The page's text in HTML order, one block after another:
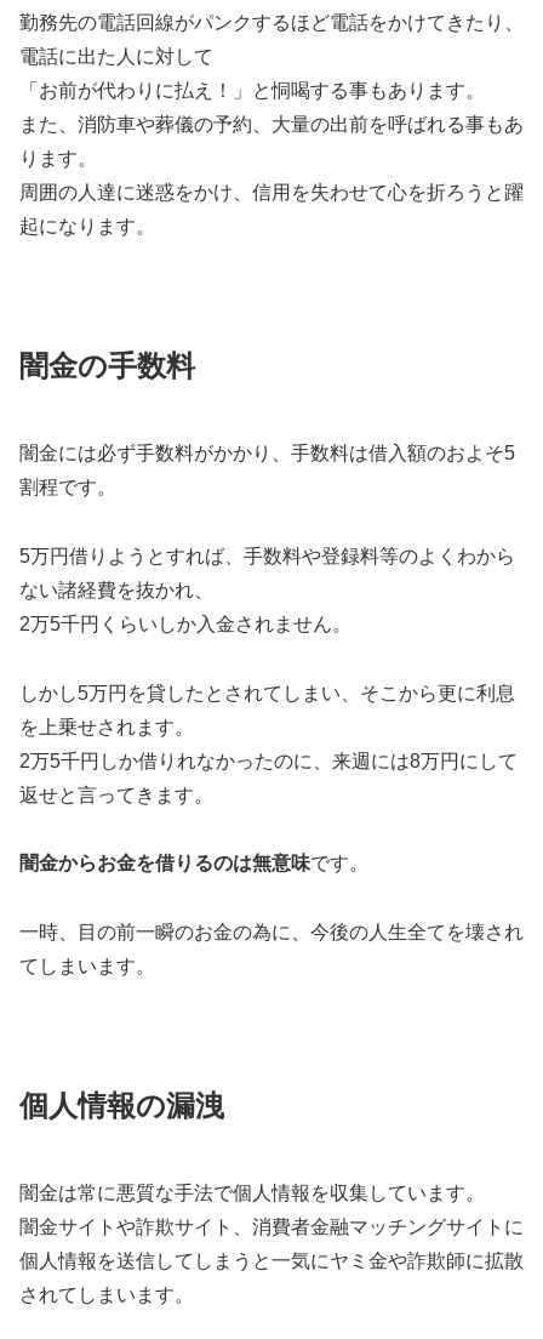
勤務先の電話回線がパンクするほど電話をかけてきたり、
電話に出た人に対して
「お前が代わりに払え！」と恫喝する事もあります。
また、消防車や葬儀の予約、大量の出前を呼ばれる事もあ
ります。
周囲の人達に迷惑をかけ、信用を失わせて心を折ろうと躍
起になります。
闇金の手数料
闇金には必ず手数料がかかり、手数料は借入額のおよそ5
割程です。
5万円借りようとすれば、手数料や登録料等のよくわから
ない諸経費を抜かれ、
2万5千円くらいしか入金されません。
しかし5万円を貸したとされてしまい、そこから更に利息
を上乗せされます。
2万5千円しか借りれなかったのに、来週には8万円にして
返せと言ってきます。
闇金からお金を借りるのは無意味です。
一時、目の前一瞬のお金の為に、今後の人生全てを壊され
てしまいます。
個人情報の漏洩
闇金は常に悪質な手法で個人情報を収集しています。
闇金サイトや詐欺サイト、消費者金融マッチングサイトに
個人情報を送信してしまうと一気にヤミ金や詐欺師に拡散
されてしまいます。